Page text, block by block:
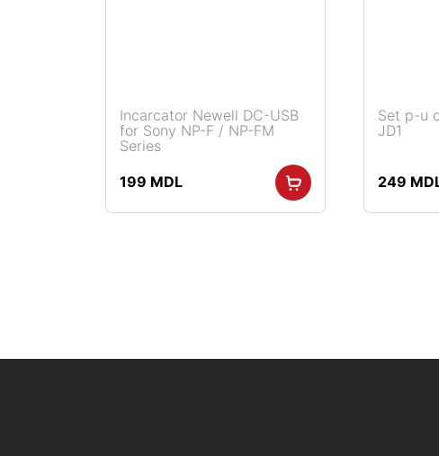
Incarcator Newell DC-USB
for Sony NP-F / NP-FM
Series
199 MDL
Set p-u
JD1
249